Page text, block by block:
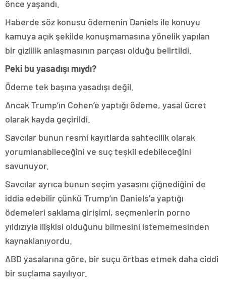
önce yaşandı.
Haberde söz konusu ödemenin Daniels ile konuyu
kamuya açık şekilde konuşmamasına yönelik yapılan
bir gizlilik anlaşmasının parçası olduğu belirtildi.
Peki bu yasadışı mıydı?
Ödeme tek başına yasadışı değil.
Ancak Trump’ın Cohen’e yaptığı ödeme, yasal ücret
olarak kayda geçirildi.
Savcılar bunun resmi kayıtlarda sahtecilik olarak
yorumlanabileceğini ve suç teşkil edebileceğini
savunuyor.
Savcılar ayrıca bunun seçim yasasını çiğnediğini de
iddia edebilir çünkü Trump’ın Daniels’a yaptığı
ödemeleri saklama girişimi, seçmenlerin porno
yıldızıyla ilişkisi olduğunu bilmesini istememesinden
kaynaklanıyordu.
ABD yasalarına göre, bir suçu örtbas etmek daha ciddi
bir suçlama sayılıyor.